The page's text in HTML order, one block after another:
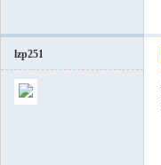
lzp251